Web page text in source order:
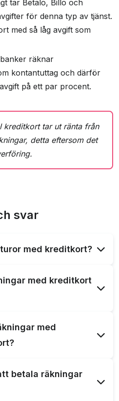
tar Betalo, Billo och
för denna typ av tjänst.
med så låg avgift som
räknar
kontantuttag och därför
på ett par procent.
kreditkort tar ut ränta från
detta eftersom det
svar
med kreditkort?
det, annars betalar
med kreditkortet via
med kreditkort
med
beror på din
möjligt.
betala räkningar